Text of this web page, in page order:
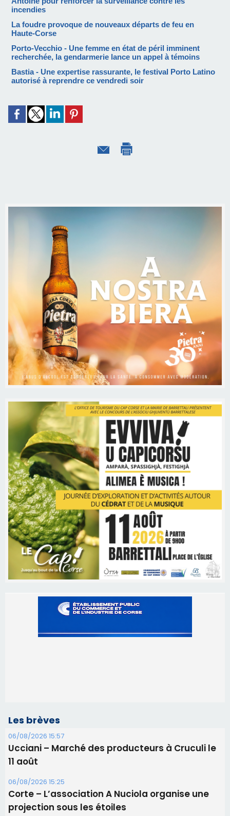
incendies
La foudre provoque de nouveaux départs de feu en
Haute-Corse
Porto-Vecchio - Une femme en état de péril imminent
recherchée, la gendarmerie lance un appel à témoins
Bastia - Une expertise rassurante, le festival Porto Latino
autorisé à reprendre ce vendredi soir
Les brèves
06/08/2026 15:57
Ucciani – Marché des producteurs à Cruculi le
11 août
06/08/2026 15:25
Corte – L’association A Nuciola organise une
projection sous les étoiles